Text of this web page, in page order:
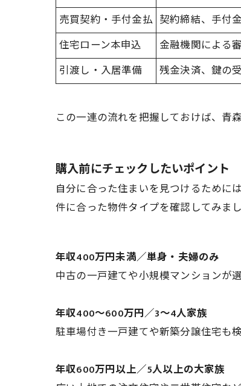
売買契約・手付金払 契約締結、手付
住宅ローン本申込
金融機関による
引渡し・入居準備
残金決済、鍵の
この一連の流れを把握しておけば、青
購入前にチェックしたいポイント
自分に合った住まいを見つけるために
件に合った物件タイプを確認してみまし
年収400万円未満／単身・夫婦のみ
中古の一戸建てや小規模マンションが
年収400～600万円／3～4人家族
駐車場付き一戸建てや新築分譲住宅も
年収600万円以上／5人以上の大家族